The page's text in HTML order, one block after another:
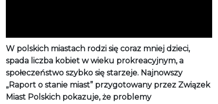
W polskich miastach rodzi się coraz mniej dzieci,
spada liczba kobiet w wieku prokreacyjnym, a
społeczeństwo szybko się starzeje. Najnowszy
„Raport o stanie miast” przygotowany przez Związek
Miast Polskich pokazuje, że problemy